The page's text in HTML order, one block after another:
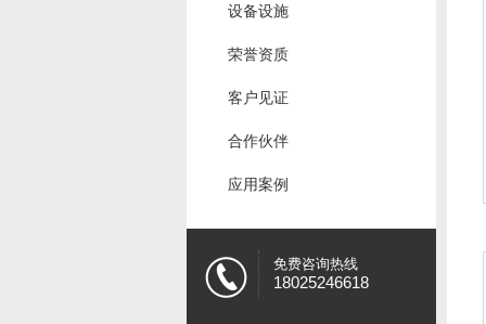
设备设施
荣誉资质
客户见证
合作伙伴
应用案例
免费咨询热线
18025246618